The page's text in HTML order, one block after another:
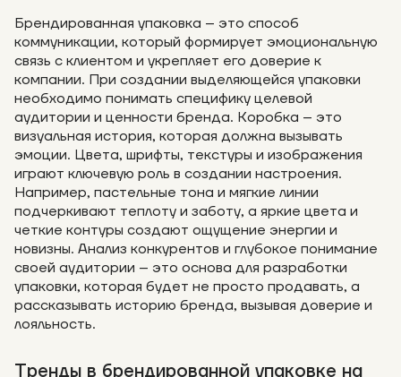
Брендированная упаковка – это способ
коммуникации, который формирует эмоциональную
связь с клиентом и укрепляет его доверие к
компании. При создании выделяющейся упаковки
необходимо понимать специфику целевой
аудитории и ценности бренда. Коробка – это
визуальная история, которая должна вызывать
эмоции. Цвета, шрифты, текстуры и изображения
играют ключевую роль в создании настроения.
Например, пастельные тона и мягкие линии
подчеркивают теплоту и заботу, а яркие цвета и
четкие контуры создают ощущение энергии и
новизны. Анализ конкурентов и глубокое понимание
своей аудитории – это основа для разработки
упаковки, которая будет не просто продавать, а
рассказывать историю бренда, вызывая доверие и
лояльность.
Тренды в брендированной упаковке на